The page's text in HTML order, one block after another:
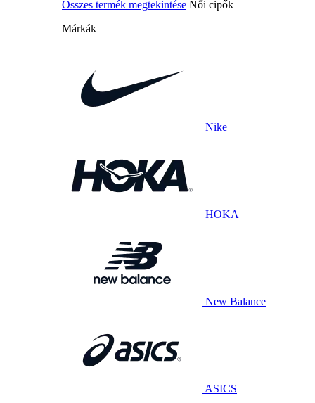
Összes termék megtekintése Női cipők
Márkák
Nike
HOKA
New Balance
ASICS